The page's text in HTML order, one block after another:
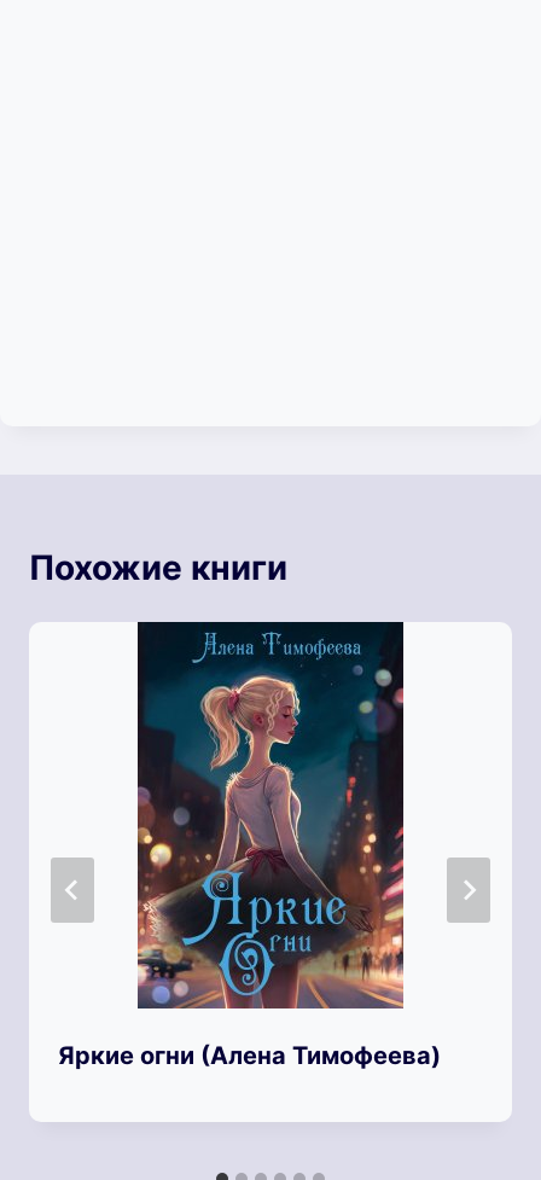
Похожие книги
Яркие огни (Алена Тимофеева)